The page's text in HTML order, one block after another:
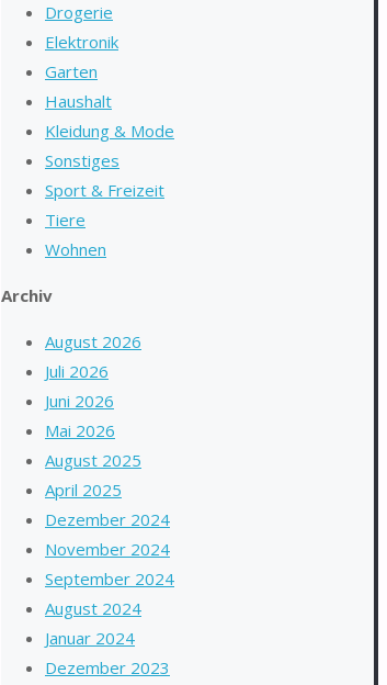
Drogerie
Elektronik
Garten
Haushalt
Kleidung & Mode
Sonstiges
Sport & Freizeit
Tiere
Wohnen
Archiv
August 2026
Juli 2026
Juni 2026
Mai 2026
August 2025
April 2025
Dezember 2024
November 2024
September 2024
August 2024
Januar 2024
Dezember 2023